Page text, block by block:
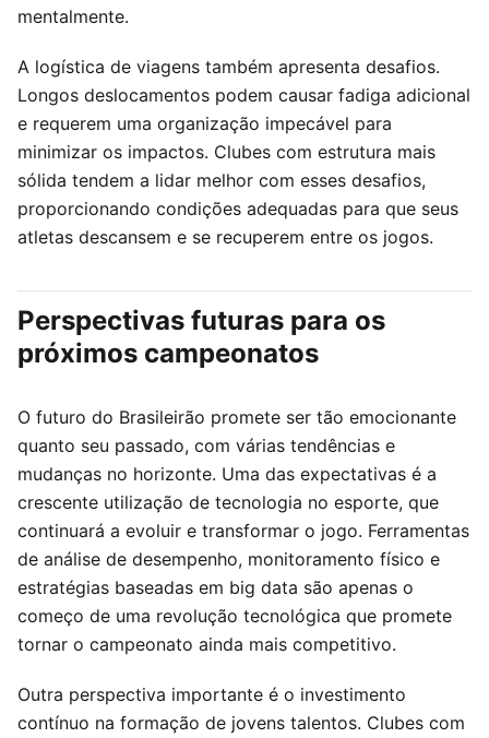
mentalmente.
A logística de viagens também apresenta desafios.
Longos deslocamentos podem causar fadiga adicional
e requerem uma organização impecável para
minimizar os impactos. Clubes com estrutura mais
sólida tendem a lidar melhor com esses desafios,
proporcionando condições adequadas para que seus
atletas descansem e se recuperem entre os jogos.
Perspectivas futuras para os
próximos campeonatos
O futuro do Brasileirão promete ser tão emocionante
quanto seu passado, com várias tendências e
mudanças no horizonte. Uma das expectativas é a
crescente utilização de tecnologia no esporte, que
continuará a evoluir e transformar o jogo. Ferramentas
de análise de desempenho, monitoramento físico e
estratégias baseadas em big data são apenas o
começo de uma revolução tecnológica que promete
tornar o campeonato ainda mais competitivo.
Outra perspectiva importante é o investimento
contínuo na formação de jovens talentos. Clubes com